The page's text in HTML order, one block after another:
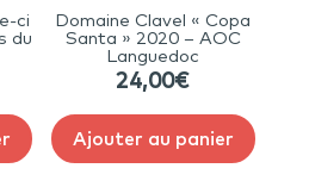
ci
du
Domaine Clavel « Copa
Santa » 2020 – AOC
Languedoc
24,00€
Ajouter au panier